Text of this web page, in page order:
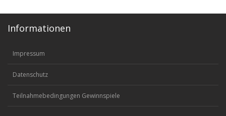
Informationen
Impressum
Datenschutz
Teilnahmebedingungen Gewinnspiele